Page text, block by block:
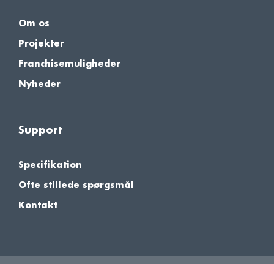
Om os
Projekter
Franchisemuligheder
Nyheder
Support
Specifikation
Ofte stillede spørgsmål
Kontakt